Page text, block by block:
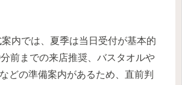
内では、夏季は当日受付が基本的
前までの来店推奨、バスタオルや
どの準備案内があるため、直前判